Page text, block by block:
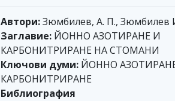
Автори:Зюмбилев, А. П., Зюмбилев
Заглавие: ЙОННО АЗОТИРАНЕ И
КАРБОНИТРИРАНЕ НА СТОМАНИ
Ключови думи: ЙОННО
КАРБОНИТРИРАНЕ
Библиография